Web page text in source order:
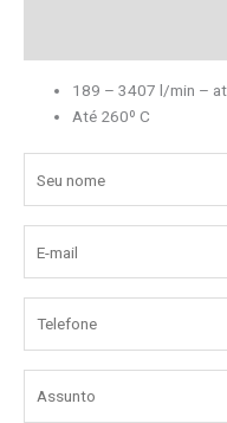
189 – 3407 l/min –
Até 260º C